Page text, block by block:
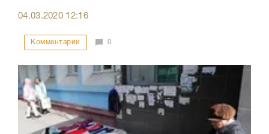
04.03.2020 12:16
Комментарии 0